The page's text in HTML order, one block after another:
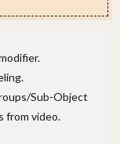
Sub-Object
from video.